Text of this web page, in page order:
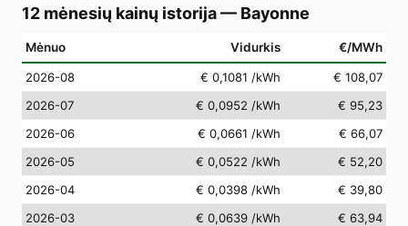
12 mėnesių kainų istorija— Bayonne
Mėnuo Vidurkis €/MWh
2026-08 € 0,1081 /kWh
€ 108,07
2026-07
€ 0,0952 /kWh
€ 95,23
2026-06
€ 0,0661 /kWh
€ 66,07
2026-05
€ 0,0522 /kWh
€ 52,20
2026-04
€ 0,0398 /kWh
€ 39,80
2026-03
€ 0,0639 /kWh
€ 63,94